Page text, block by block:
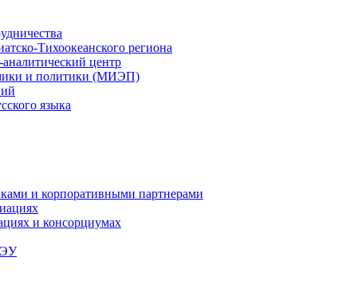
Тихоокеанского региона
центр
и политики (МИЭП)
языка
и корпоративными партнерами
и консорциумах